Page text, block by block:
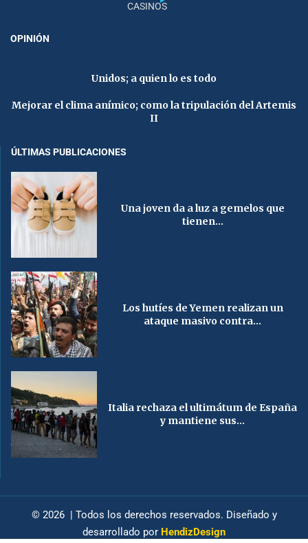
CASINOS
OPINIÓN
Unidos; a quien lo es todo
Mejorar el clima anímico; como la tripulación del Artemis
II
ÚLTIMAS PUBLICACIONES
Una joven da a luz a gemelos que
tienen...
Los hutíes de Yemen realizan un
ataque masivo contra...
Italia rechaza el ultimátum de España
y mantiene sus...
© 2026 | Todos los derechos reservados. Diseñado y
desarrollado por HendizDesign